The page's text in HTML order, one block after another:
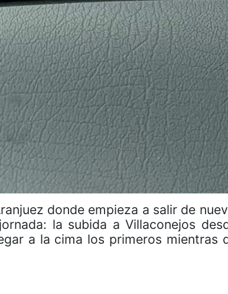
donde empieza a salir de
la subida a Villaconejos
a la cima los primeros mientras